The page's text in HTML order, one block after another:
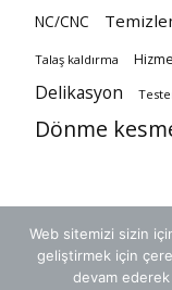
NC/CNC
Talaş kaldırma
Delikasyon
Dönme
Web sitemizi sizin
geliştirmek için
devam ederek